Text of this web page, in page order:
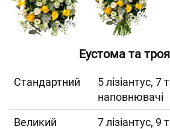
Еустома та
Cтандартний
5 лізіантус, 7
наповнювачі
Великий
7 лізіантус, 9